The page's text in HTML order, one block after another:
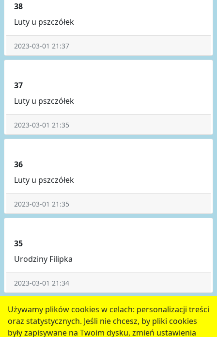
Używamy plików cookies w celach: personalizacji treści
oraz statystycznych. Jeśli nie chcesz, by pliki cookies
były zapisywane na Twoim dysku, zmień ustawienia
38
Luty u pszczółek
2023-03-01 21:37
37
Luty u pszczółek
2023-03-01 21:35
36
Luty u pszczółek
2023-03-01 21:35
35
Urodziny Filipka
2023-03-01 21:34
1 2 3 4 5 następne
serwis jest częścią portalu miejskiegowww.chojnow.eu